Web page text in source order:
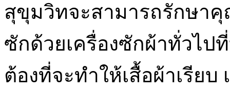
สุขุมวิทจะสามารถรักษา
ซักด้วยเครื่องซักผ้าทั่วไป
ต้องที่จะทำให้เสื้อผ้าเรีย